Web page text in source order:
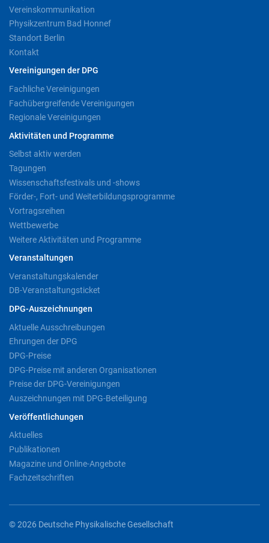
Vereinskommunikation
Physikzentrum Bad Honnef
Standort Berlin
Kontakt
Vereinigungen der DPG
Fachliche Vereinigungen
Fachübergreifende Vereinigungen
Regionale Vereinigungen
Aktivitäten und Programme
Selbst aktiv werden
Tagungen
Wissenschaftsfestivals und -shows
Förder-, Fort- und Weiterbildungsprogramme
Vortragsreihen
Wettbewerbe
Weitere Aktivitäten und Programme
Veranstaltungen
Veranstaltungskalender
DB-Veranstaltungsticket
DPG-Auszeichnungen
Aktuelle Ausschreibungen
Ehrungen der DPG
DPG-Preise
DPG-Preise mit anderen Organisationen
Preise der DPG-Vereinigungen
Auszeichnungen mit DPG-Beteiligung
Veröffentlichungen
Aktuelles
Publikationen
Magazine und Online-Angebote
Fachzeitschriften
© 2026 Deutsche Physikalische Gesellschaft